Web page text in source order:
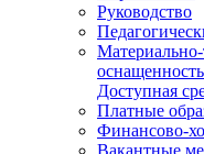
Руководство
Материально-
Доступная
Платные
Финансово-